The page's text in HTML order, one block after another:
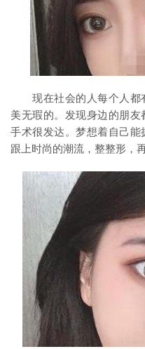
现在社会的人每个人都
美无瑕的。发现身边的朋
手术很发达。梦想着自己
跟上时尚的潮流，整整形，